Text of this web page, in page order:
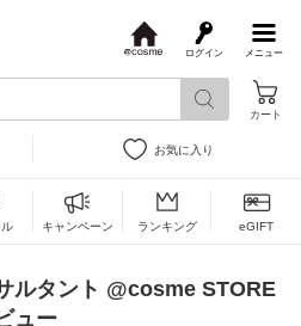
メニュー
ログイン
s
カート
お気に入り
キャンペーン ランキング eGIFT
ルタント @cosme STORE
ュー